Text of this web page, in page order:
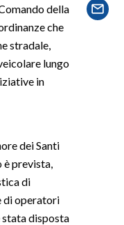
della
che
stradale,
lungo
in
dei Santi
prevista,
di
di operatori
disposta